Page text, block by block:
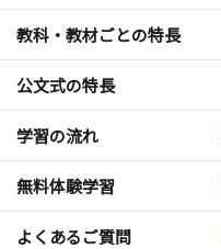
教科・教材ごとの特長
公文式の特長
学習の流れ
無料体験学習
よくあるご質問